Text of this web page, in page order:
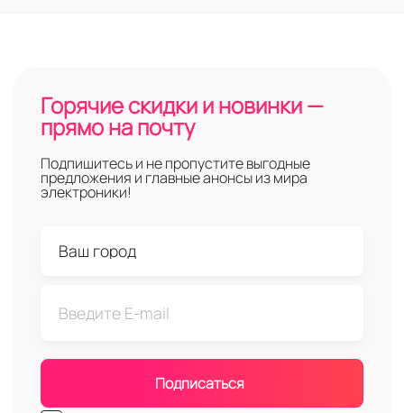
Горячие скидки и новинки —
прямо на почту
Подпишитесь и не пропустите выгодные
предложения и главные анонсы из мира
электроники!
Подписаться